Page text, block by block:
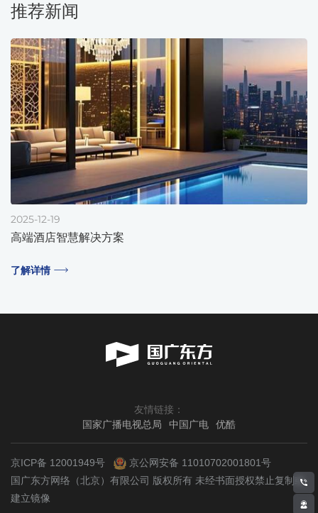
推荐新闻
2025-12-19
高端酒店智慧解决方案
了解详情
友情链接：
国家广播电视总局
中国广电 优酷
京ICP备 12001949号
京公网安备 11010702001801号
国广东方网络（北京）有限公司 版权所有 未经书面授权禁止复制或
建立镜像